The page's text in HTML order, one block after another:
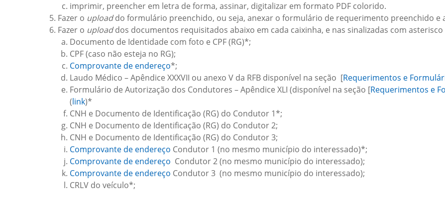
imprimir, preencher em letra de forma, assinar, digitalizar em formato PDF colorido.
Fazer o uploaddo formulário preenchido, ou seja, anexar o formulário de requerimento preenchido e
Fazer o uploaddos documentos requisitados abaixo em cada caixinha, e nas sinalizadas com
Documento de Identidade com foto e CPF (RG)*;
CPF (caso não esteja no RG);
Comprovante de endereço*;
Laudo Médico – Apêndice XXXVII ou anexo V da RFB disponível na seção [Requerimentos e
Formulário de Autorização dos Condutores – Apêndice XLI (disponível na seção [Requerimentos e
(link)*
CNH e Documento de Identificação (RG) do Condutor 1*;
CNH e Documento de Identificação (RG) do Condutor 2;
CNH e Documento de Identificação (RG) do Condutor 3;
Comprovante de endereço Condutor 1 (no mesmo município do interessado)*;
Comprovante de endereço Condutor 2 (no mesmo município do interessado);
Comprovante de endereço Condutor 3 (no mesmo município do interessado);
CRLV do veículo*;